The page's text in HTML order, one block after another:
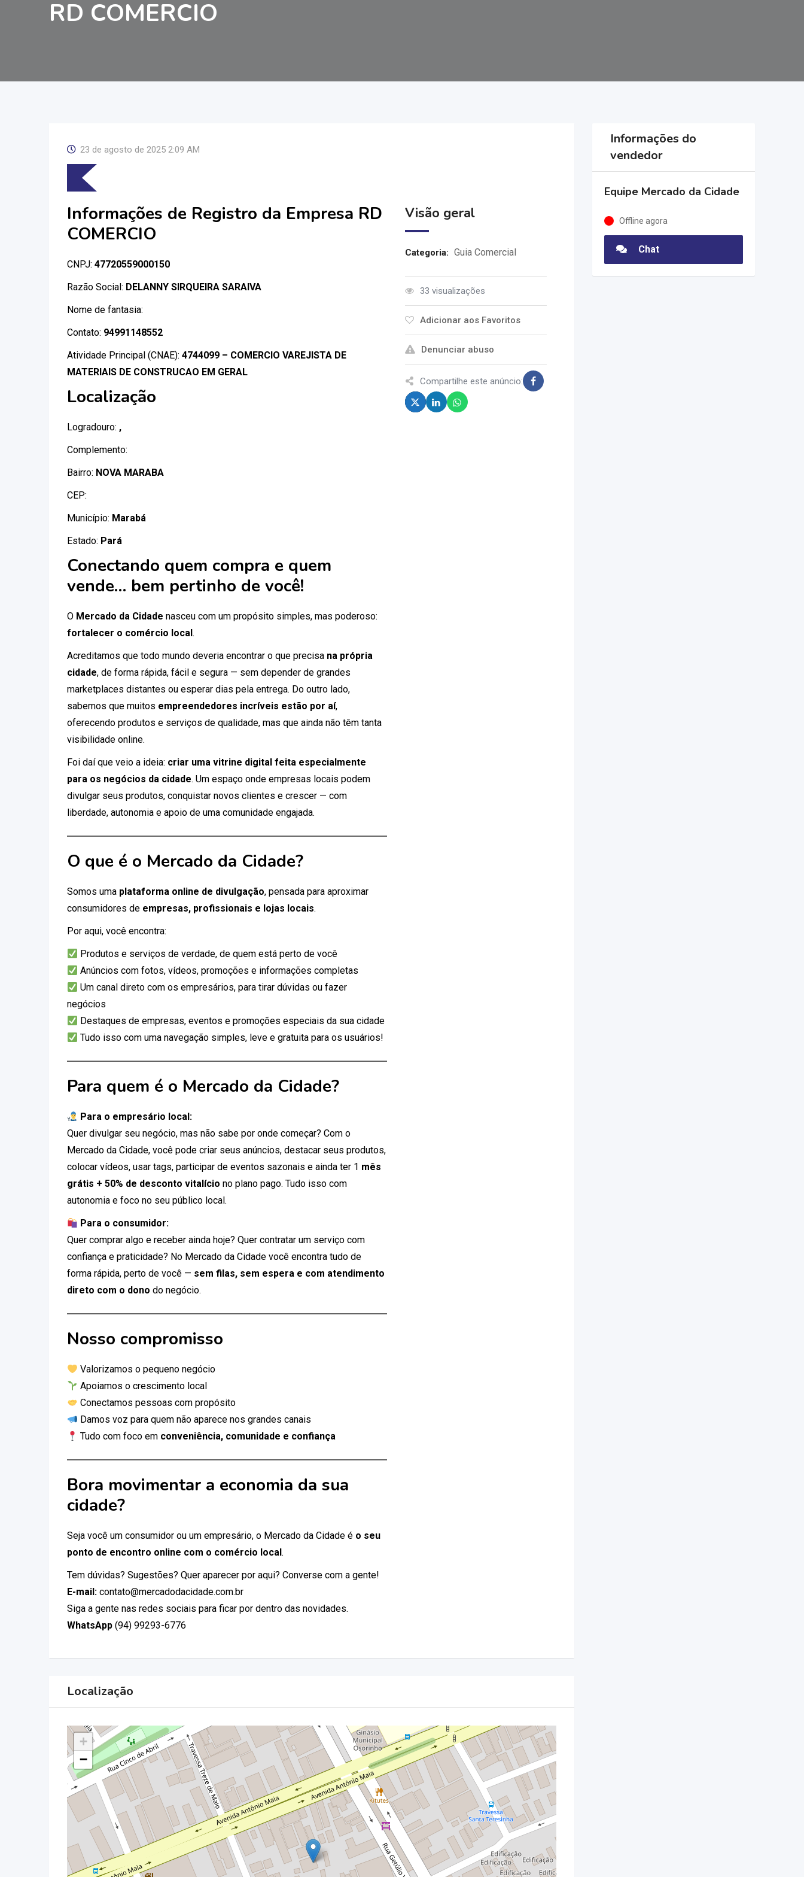
RD COMERCIO
23 de agosto de 2025 2:09 AM
Informações de Registro da Empresa RD
COMERCIO
CNPJ: 47720559000150
Razão Social: DELANNY SIRQUEIRA SARAIVA
Nome de fantasia:
Contato: 94991148552
Atividade Principal (CNAE): 4744099 – COMERCIO VAREJISTA DE
MATERIAIS DE CONSTRUCAO EM GERAL
Localização
Logradouro: ,
Complemento:
Bairro: NOVA MARABA
CEP:
Município: Marabá
Estado: Pará
Conectando quem compra e quem
vende… bem pertinho de você!
O Mercado da Cidade nasceu com um propósito simples, mas poderoso:
fortalecer o comércio local.
Acreditamos que todo mundo deveria encontrar o que precisa na própria
cidade, de forma rápida, fácil e segura — sem depender de grandes
marketplaces distantes ou esperar dias pela entrega. Do outro lado,
sabemos que muitos empreendedores incríveis estão por aí,
oferecendo produtos e serviços de qualidade, mas que ainda não têm tanta
visibilidade online.
Foi daí que veio a ideia: criar uma vitrine digital feita especialmente
para os negócios da cidade. Um espaço onde empresas locais podem
divulgar seus produtos, conquistar novos clientes e crescer — com
liberdade, autonomia e apoio de uma comunidade engajada.
O que é o Mercado da Cidade?
Somos uma plataforma online de divulgação, pensada para aproximar
consumidores de empresas, profissionais e lojas locais.
Por aqui, você encontra:
Produtos e serviços de verdade, de quem está perto de você
Anúncios com fotos, vídeos, promoções e informações completas
Um canal direto com os empresários, para tirar dúvidas ou fazer
negócios
Destaques de empresas, eventos e promoções especiais da sua cidade
Tudo isso com uma navegação simples, leve e gratuita para os usuários!
Para quem é o Mercado da Cidade?
Para o empresário local:
Quer divulgar seu negócio, mas não sabe por onde começar? Com o
Mercado da Cidade, você pode criar seus anúncios, destacar seus produtos,
colocar vídeos, usar tags, participar de eventos sazonais e ainda ter 1 mês
grátis + 50% de desconto vitalício no plano pago. Tudo isso com
autonomia e foco no seu público local.
Para o consumidor:
Quer comprar algo e receber ainda hoje? Quer contratar um serviço com
confiança e praticidade? No Mercado da Cidade você encontra tudo de
forma rápida, perto de você — sem filas, sem espera e com atendimento
direto com o dono do negócio.
Nosso compromisso
Valorizamos o pequeno negócio
Apoiamos o crescimento local
Conectamos pessoas com propósito
Damos voz para quem não aparece nos grandes canais
Tudo com foco em conveniência, comunidade e confiança
Bora movimentar a economia da sua
cidade?
Seja você um consumidor ou um empresário, o Mercado da Cidade é o seu
ponto de encontro online com o comércio local.
Tem dúvidas? Sugestões? Quer aparecer por aqui? Converse com a gente!
E-mail: contato@mercadodacidade.com.br
Siga a gente nas redes sociais para ficar por dentro das novidades.
WhatsApp (94) 99293-6776
Visão geral
Categoria: Guia Comercial
33 visualizações
Adicionar aos Favoritos
Denunciar abuso
Compartilhe este anúncio:
Localização
+
−
Informações do
vendedor
Equipe Mercado da Cidade
Offline agora
Chat